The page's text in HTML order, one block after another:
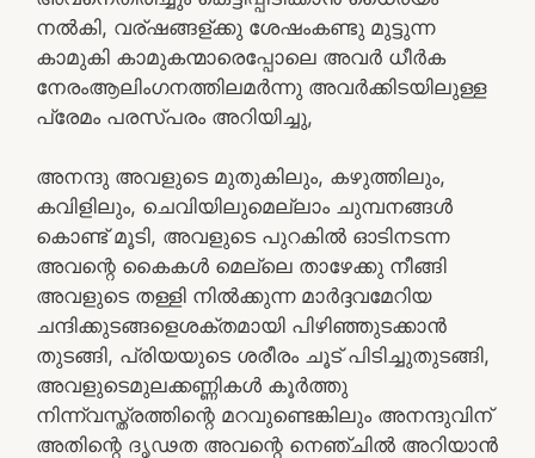
നൽകി, വര്ഷങ്ങള്ക്കു ശേഷംകണ്ടു മുട്ടുന്ന
കാമുകി കാമുകന്മാരെപ്പോലെ അവർ ധീർക
നേരംആലിംഗനത്തിലമർന്നു അവർക്കിടയിലുള്ള
പ്രേമം പരസ്പരം അറിയിച്ചു,
അനന്ദു അവളുടെ മുതുകിലും, കഴുത്തിലും,
കവിളിലും, ചെവിയിലുമെല്ലാം ചുമ്പനങ്ങൾ
കൊണ്ട് മൂടി, അവളുടെ പുറകിൽ ഓടിനടന്ന
അവന്റെ കൈകൾ മെല്ലെ താഴേക്കു നീങ്ങി
അവളുടെ തള്ളി നിൽക്കുന്ന മാർദ്ദവമേറിയ
ചന്ദിക്കുടങ്ങളെശക്തമായി പിഴിഞ്ഞുടക്കാൻ
തുടങ്ങി, പ്രിയയുടെ ശരീരം ചൂട് പിടിച്ചുതുടങ്ങി,
അവളുടെമുലക്കണ്ണികൾ കൂർത്തു
നിന്ന്വസ്ത്രത്തിന്റെ മറവുണ്ടെങ്കിലും അനന്ദുവിന്‌
അതിന്റെ ദൃഢത അവന്റെ നെഞ്ചിൽ അറിയാൻ